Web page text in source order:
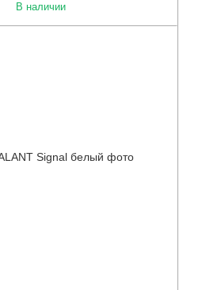
В наличии